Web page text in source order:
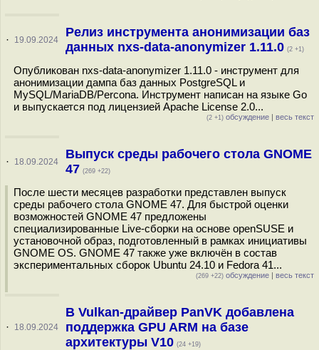
· 19.09.2024
Релиз инструмента анонимизации баз
данных nxs-data-anonymizer 1.11.0 (2 +1)
Опубликован nxs-data-anonymizer 1.11.0 - инструмент для
анонимизации дампа баз данных PostgreSQL и
MySQL/MariaDB/Percona. Инструмент написан на языке Go
и выпускается под лицензией Apache License 2.0...
(2 +1) обсуждение | весь текст
· 18.09.2024
Выпуск среды рабочего стола GNOME
47 (269 +22)
После шести месяцев разработки представлен выпуск
среды рабочего стола GNOME 47. Для быстрой оценки
возможностей GNOME 47 предложены
специализированные Live-сборки на основе openSUSE и
установочной образ, подготовленный в рамках инициативы
GNOME OS. GNOME 47 также уже включён в состав
экспериментальных сборок Ubuntu 24.10 и Fedora 41...
(269 +22) обсуждение | весь текст
· 18.09.2024
В Vulkan-драйвер PanVK добавлена
поддержка GPU ARM на базе
архитектуры V10 (24 +19)